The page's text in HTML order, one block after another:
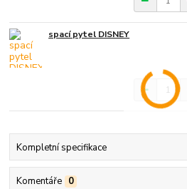
spací pytel DISNEY
Kompletní specifikace
Komentáře 0